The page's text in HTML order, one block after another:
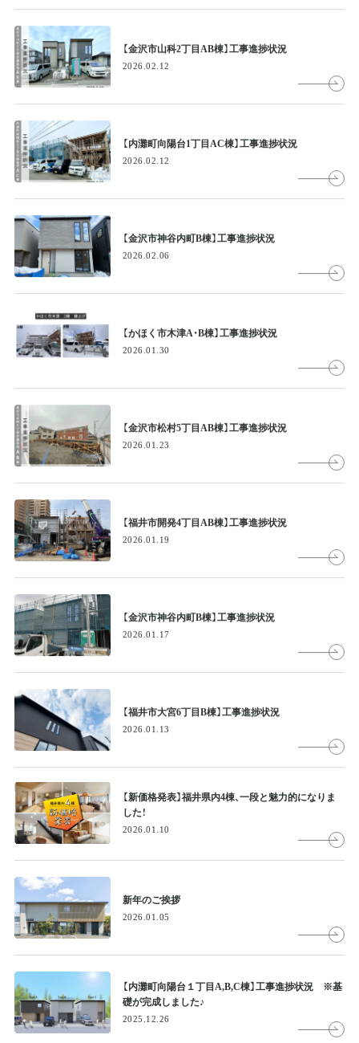
【金沢市山科2丁目AB棟】工事進捗状況
2026.02.12
【内灘町向陽台1丁目AC棟】工事進捗状況
2026.02.12
【金沢市神谷内町B棟】工事進捗状況
2026.02.06
【かほく市木津A・B棟】工事進捗状況
2026.01.30
【金沢市松村5丁目AB棟】工事進捗状況
2026.01.23
【福井市開発4丁目AB棟】工事進捗状況
2026.01.19
【金沢市神谷内町B棟】工事進捗状況
2026.01.17
【福井市大宮6丁目B棟】工事進捗状況
2026.01.13
【新価格発表】福井県内4棟、一段と魅力的になりま
した！
2026.01.10
新年のご挨拶
2026.01.05
【内灘町向陽台１丁目A,B,C棟】工事進捗状況 ※基
礎が完成しました♪
2025.12.26